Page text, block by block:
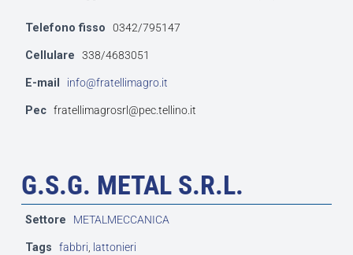
Telefono fisso 0342/795147
Cellulare 338/4683051
E-mail info@fratellimagro.it
Pec fratellimagrosrl@pec.tellino.it
G.S.G. METAL S.R.L.
Settore METALMECCANICA
Tags fabbri, lattonieri